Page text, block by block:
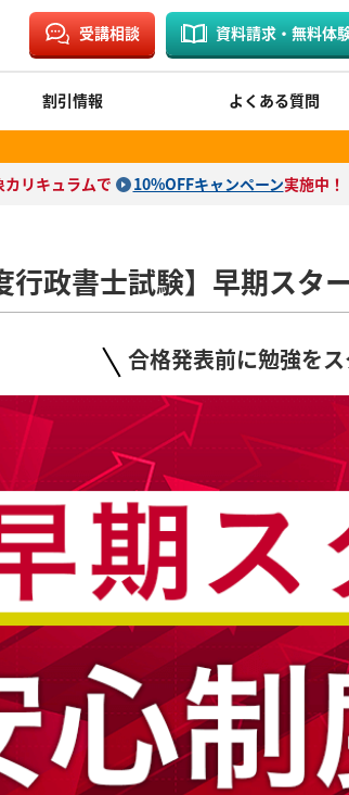
受講相談 資料請求・無料体
割引情報 よくある質問
リキュラムで 10%OFFキャンペーン実施中！
行政書士試験】早期スタ
合格発表前に勉強をス